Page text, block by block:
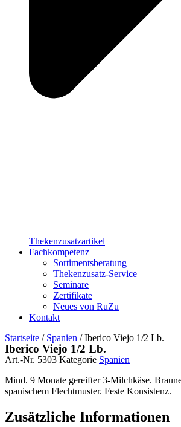
Thekenzusatzartikel
Fachkompetenz
Sortimentsberatung
Thekenzusatz-Service
Seminare
Zertifikate
Neues von RuZu
Kontakt
Startseite / Spanien / Iberico Viejo 1/2 Lb.
Iberico Viejo 1/2 Lb.
Art.-Nr. 5303 Kategorie Spanien
Mind. 9 Monate gereifter 3-Milchkäse.
spanischem Flechtmuster. Feste Konsistenz.
Zusätzliche Informationen